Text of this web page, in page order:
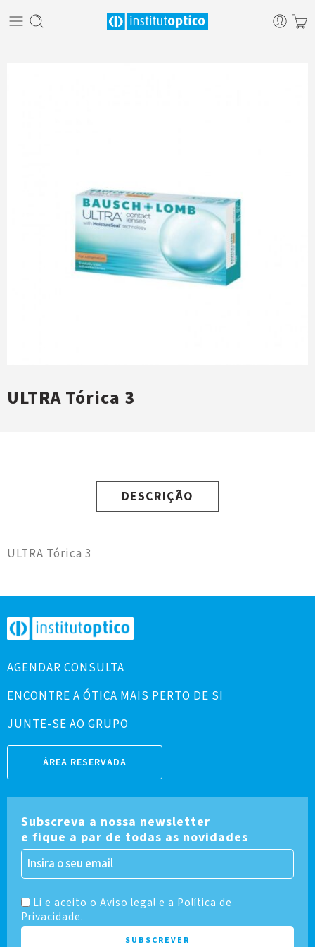
ULTRA Tórica 3
DESCRIÇÃO
ULTRA Tórica 3
AGENDAR CONSULTA
ENCONTRE A ÓTICA MAIS PERTO DE SI
JUNTE-SE AO GRUPO
ÁREA RESERVADA
Subscreva a nossa newsletter
e fique a par de todas as novidades
Li e aceito o Aviso legal e a Política de
Privacidade.